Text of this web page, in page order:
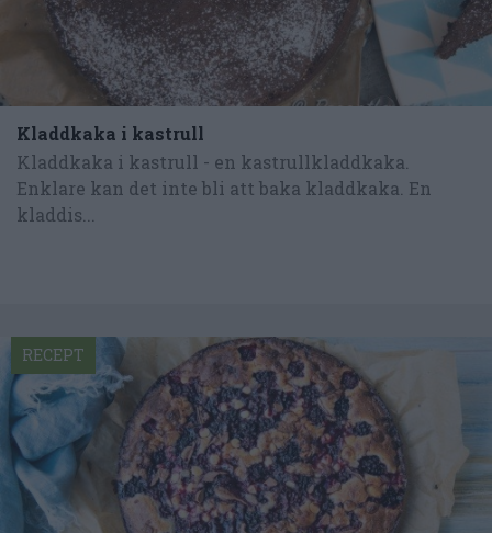
Kladdkaka i kastrull
Kladdkaka i kastrull - en kastrullkladdkaka.
Enklare kan det inte bli att baka kladdkaka. En
kladdis...
RECEPT